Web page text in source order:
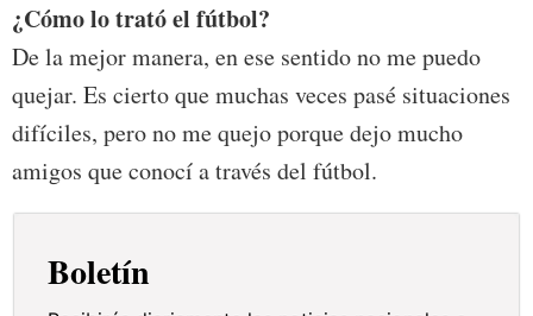
¿Cómo lo trató el fútbol?
De la mejor manera, en ese sentido no me puedo
quejar. Es cierto que muchas veces pasé situaciones
difíciles, pero no me quejo porque dejo mucho
amigos que conocí a través del fútbol.
Boletín